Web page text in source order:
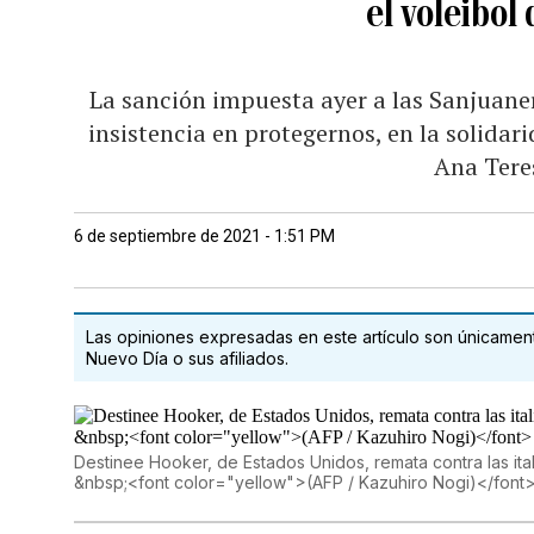
el voleibol
La sanción impuesta ayer a las
insistencia en protegernos, en la
Ana
6 de septiembre de 2021 - 1:51 PM
Las opiniones expresadas en este artículo son
Nuevo Día o sus afiliados.
Destinee Hooker, de Estados Unidos, remata contra las
&nbsp;<font color="yellow">(AFP / Kazuhiro Nogi)</